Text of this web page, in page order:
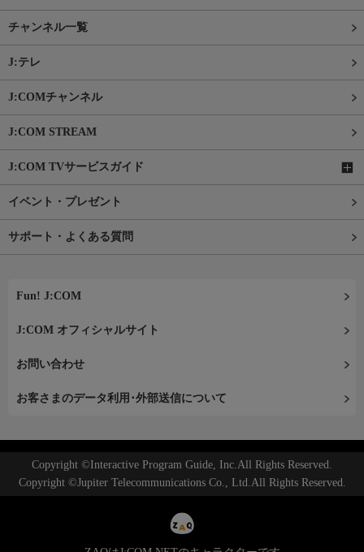
チャンネル一覧
J:テレ
J:COMチャンネル
J:COM STREAM
J:COM TVサービスガイド
イベント・プレゼント
サポート・よくある質問
Fun! J:COM
J:COM オフィシャルサイト
お問い合わせ
お客さまのデータ利用･外部送信について
Copyright ©Interactive Program Guide, Inc.All Rights Reserved.
Copyright ©Jupiter Telecommunications Co., Ltd.All Rights Reserved.